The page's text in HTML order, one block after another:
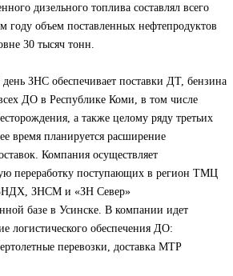
дизельного топлива составлял всего
году объем поставленных нефтепродуктов
30 тысяч тонн.
ЗНС обеспечивает поставки ДТ, бензина
ДО в Республике Коми, в том числе
а также целому ряду третьих
время планируется расширение
Компания осуществляет
переработку поступающих в регион ТМЦ
ЗНСМ и «ЗН Север»
базе в Усинске. В компании идет
логистического обеспечения ДО:
перевозки, доставка МТР